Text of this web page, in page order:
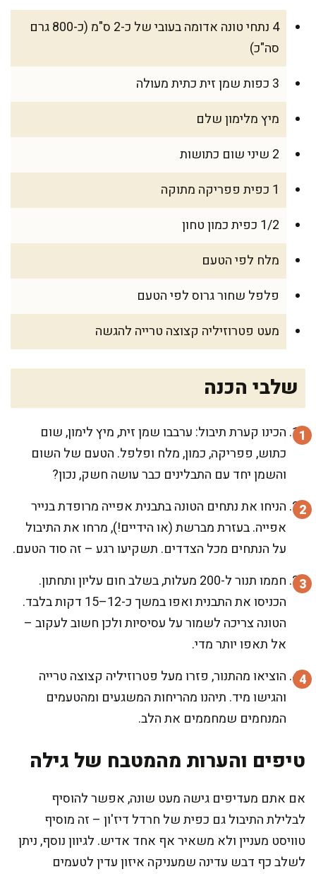
4 נתחי טונה אדומה בעובי של כ-2 ס"מ (כ-800 גרם
סה"כ)
3 כפות שמן זית כתית מעולה
מיץ מלימון שלם
2 שיני שום כתושות
1 כפית פפריקה מתוקה
1/2 כפית כמון טחון
מלח לפי הטעם
פלפל שחור גרוס לפי הטעם
מעט פטרוזיליה קצוצה טרייה להגשה
שלבי הכנה
הכינו קערת תיבול: ערבבו שמן זית, מיץ לימון, שום
כתוש, פפריקה, כמון, מלח ופלפל. הטעם של השום
והשמן יחד עם התבלינים כבר עושה חשק, נכון?
הניחו את נתחים הטונה בתבנית אפייה מרופדת בנייר
אפייה. בעזרת מברשת (או הידיים!), מרחו את התיבול
על הנתחים מכל הצדדים. תשקיעו רגע – זה סוד הטעם.
חממו תנור ל-200 מעלות, בשלב חום עליון ותחתון.
הכניסו את התבנית ואפו במשך כ-12–15 דקות בלבד.
הטונה צריכה לשמור על עסיסיות ולכן חשוב לעקוב –
אל תאפו יותר מדי.
הוציאו מהתנור, פזרו מעל פטרוזיליה קצוצה טרייה
והגישו מיד. תיהנו מהריחות המשגעים ומהטעמים
המנחמים שמחממים את הלב.
טיפים והערות מהמטבח של גילה
אם אתם מעדיפים גישה מעט שונה, אפשר להוסיף
לבלילת התיבול גם כפית של חרדל דיז'ון – זה מוסיף
טוויסט מעניין ולא משאיר אף אחד אדיש. לגיוון נוסף, ניתן
לשלב כף דבש עדינה שמעניקה איזון עדין לטעמים